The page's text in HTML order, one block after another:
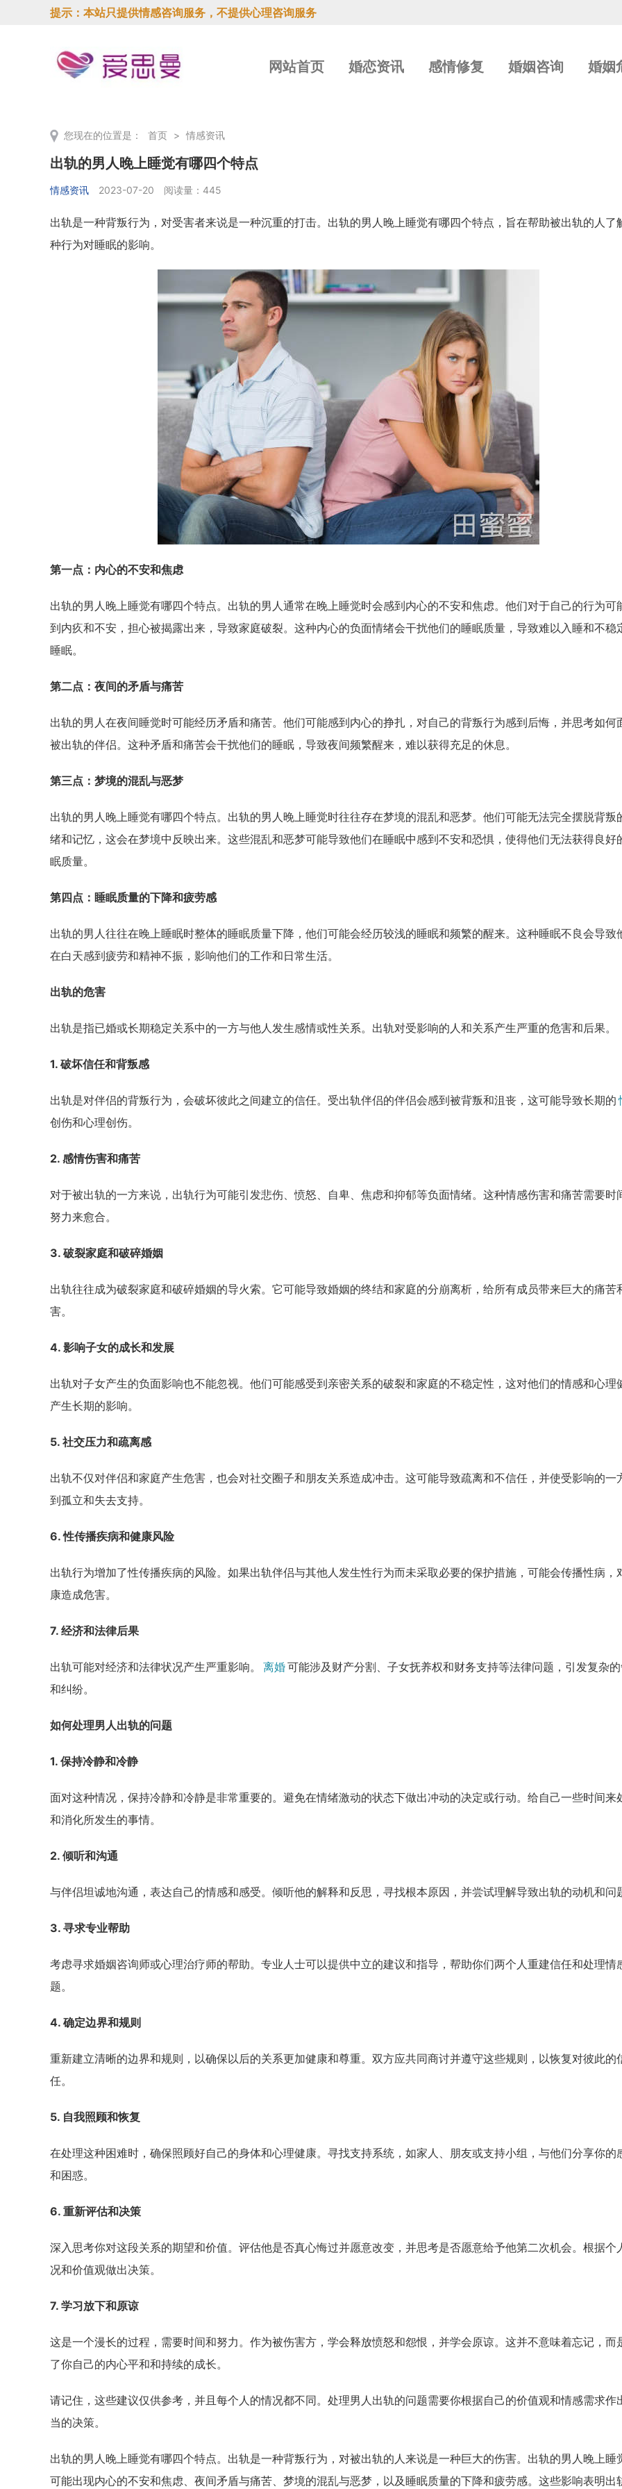
提示：本站只提供情感咨询服务，不提供心理咨询服务
网站首页 婚恋资讯 感情修复 婚姻咨询 婚姻
您现在的位置是： 首页 > 情感资讯
出轨的男人晚上睡觉有哪四个特点
情感资讯 2023-07-20 阅读量：445
出轨是一种背叛行为，对受害者来说是一种沉重的打击。出轨的男人晚上睡觉有哪四个特点，旨在帮助被出轨的人了
种行为对睡眠的影响。
第一点：内心的不安和焦虑
出轨的男人晚上睡觉有哪四个特点。出轨的男人通常在晚上睡觉时会感到内心的不安和焦虑。他们对于自己的行为可
到内疚和不安，担心被揭露出来，导致家庭破裂。这种内心的负面情绪会干扰他们的睡眠质量，导致难以入睡和不稳
睡眠。
第二点：夜间的矛盾与痛苦
出轨的男人在夜间睡觉时可能经历矛盾和痛苦。他们可能感到内心的挣扎，对自己的背叛行为感到后悔，并思考如何
被出轨的伴侣。这种矛盾和痛苦会干扰他们的睡眠，导致夜间频繁醒来，难以获得充足的休息。
第三点：梦境的混乱与恶梦
出轨的男人晚上睡觉有哪四个特点。出轨的男人晚上睡觉时往往存在梦境的混乱和恶梦。他们可能无法完全摆脱背叛
绪和记忆，这会在梦境中反映出来。这些混乱和恶梦可能导致他们在睡眠中感到不安和恐惧，使得他们无法获得良好
眠质量。
第四点：睡眠质量的下降和疲劳感
出轨的男人往往在晚上睡眠时整体的睡眠质量下降，他们可能会经历较浅的睡眠和频繁的醒来。这种睡眠不良会导致
在白天感到疲劳和精神不振，影响他们的工作和日常生活。
出轨的危害
出轨是指已婚或长期稳定关系中的一方与他人发生感情或性关系。出轨对受影响的人和关系产生严重的危害和后果。
1. 破坏信任和背叛感
出轨是对伴侣的背叛行为，会破坏彼此之间建立的信任。受出轨伴侣的伴侣会感到被背叛和沮丧，这可能导致长期的
创伤和心理创伤。
2. 感情伤害和痛苦
对于被出轨的一方来说，出轨行为可能引发悲伤、愤怒、自卑、焦虑和抑郁等负面情绪。这种情感伤害和痛苦需要时
努力来愈合。
3. 破裂家庭和破碎婚姻
出轨往往成为破裂家庭和破碎婚姻的导火索。它可能导致婚姻的终结和家庭的分崩离析，给所有成员带来巨大的痛苦
害。
4. 影响子女的成长和发展
出轨对子女产生的负面影响也不能忽视。他们可能感受到亲密关系的破裂和家庭的不稳定性，这对他们的情感和心理
产生长期的影响。
5. 社交压力和疏离感
出轨不仅对伴侣和家庭产生危害，也会对社交圈子和朋友关系造成冲击。这可能导致疏离和不信任，并使受影响的一
到孤立和失去支持。
6. 性传播疾病和健康风险
出轨行为增加了性传播疾病的风险。如果出轨伴侣与其他人发生性行为而未采取必要的保护措施，可能会传播性病，
康造成危害。
7. 经济和法律后果
出轨可能对经济和法律状况产生严重影响。 离婚可能涉及财产分割、子女抚养权和财务支持等法律问题，引发复杂
和纠纷。
如何处理男人出轨的问题
1. 保持冷静和冷静
面对这种情况，保持冷静和冷静是非常重要的。避免在情绪激动的状态下做出冲动的决定或行动。给自己一些时间来
和消化所发生的事情。
2. 倾听和沟通
与伴侣坦诚地沟通，表达自己的情感和感受。倾听他的解释和反思，寻找根本原因，并尝试理解导致出轨的动机和问
3. 寻求专业帮助
考虑寻求婚姻咨询师或心理治疗师的帮助。专业人士可以提供中立的建议和指导，帮助你们两个人重建信任和处理情
题。
4. 确定边界和规则
重新建立清晰的边界和规则，以确保以后的关系更加健康和尊重。双方应共同商讨并遵守这些规则，以恢复对彼此的
任。
5. 自我照顾和恢复
在处理这种困难时，确保照顾好自己的身体和心理健康。寻找支持系统，如家人、朋友或支持小组，与他们分享你的
和困惑。
6. 重新评估和决策
深入思考你对这段关系的期望和价值。评估他是否真心悔过并愿意改变，并思考是否愿意给予他第二次机会。根据个
况和价值观做出决策。
7. 学习放下和原谅
这是一个漫长的过程，需要时间和努力。作为被伤害方，学会释放愤怒和怨恨，并学会原谅。这并不意味着忘记，而
了你自己的内心平和和持续的成长。
请记住，这些建议仅供参考，并且每个人的情况都不同。处理男人出轨的问题需要你根据自己的价值观和情感需求作
当的决策。
出轨的男人晚上睡觉有哪四个特点。出轨是一种背叛行为，对被出轨的人来说是一种巨大的伤害。出轨的男人晚上睡
可能出现内心的不安和焦虑、夜间矛盾与痛苦、梦境的混乱与恶梦，以及睡眠质量的下降和疲劳感。这些影响表明出